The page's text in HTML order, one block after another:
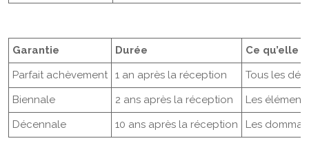
Garantie Durée
Ce qu’elle
Parfait achèvement
1 an après la réception
Tous les
Biennale
2 ans après la réception
Les
Décennale
10 ans après la réception Les